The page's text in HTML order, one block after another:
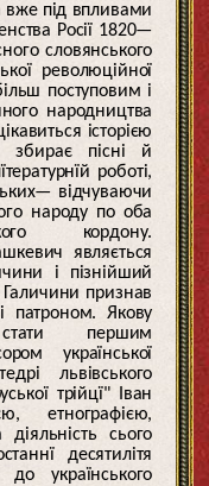
вже під впливами
Росії 1820—
словянського
революційної
поступовим і
народництва
історією
збирає пісні й
роботі,
відчуваючи
народу по оба
кордону.
являється
і пізнійший
признав
патроном. Якову
першим
української
львівського
трійцї" Іван
етнографією,
сього
десятилітя
до українського